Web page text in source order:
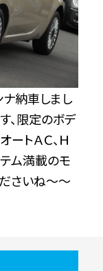
ナ納車しまし
、限定のボデ
トＡＣ、Ｈ
テム満載のモ
ださいね～～